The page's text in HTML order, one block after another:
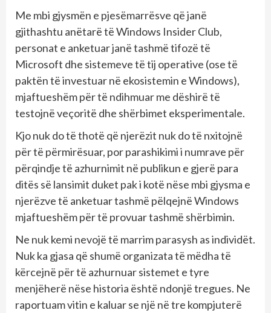
Me mbi gjysmën e pjesëmarrësve që janë
gjithashtu anëtarë të Windows Insider Club,
personat e anketuar janë tashmë tifozë të
Microsoft dhe sistemeve të tij operative (ose të
paktën të investuar në ekosistemin e Windows),
mjaftueshëm për të ndihmuar me dëshirë të
testojnë veçoritë dhe shërbimet eksperimentale.
Kjo nuk do të thotë që njerëzit nuk do të nxitojnë
për të përmirësuar, por parashikimi i numrave për
përqindje të azhurnimit në publikun e gjerë para
ditës së lansimit duket pak i kotë nëse mbi gjysma e
njerëzve të anketuar tashmë pëlqejnë Windows
mjaftueshëm për të provuar tashmë shërbimin.
Ne nuk kemi nevojë të marrim parasysh as individët.
Nuk ka gjasa që shumë organizata të mëdha të
kërcejnë për të azhurnuar sistemet e tyre
menjëherë nëse historia është ndonjë tregues. Ne
raportuam vitin e kaluar se një në tre kompjuterë